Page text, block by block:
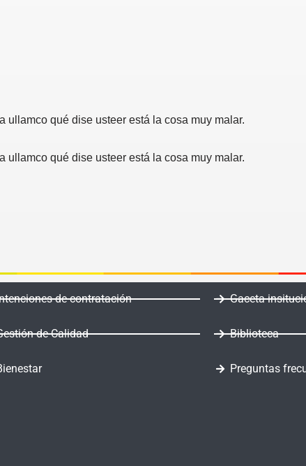
ullamco qué dise usteer está la cosa muy malar.
ullamco qué dise usteer está la cosa muy malar.
de contratación
de Calidad
Gaceta
Biblioteca
Preguntas